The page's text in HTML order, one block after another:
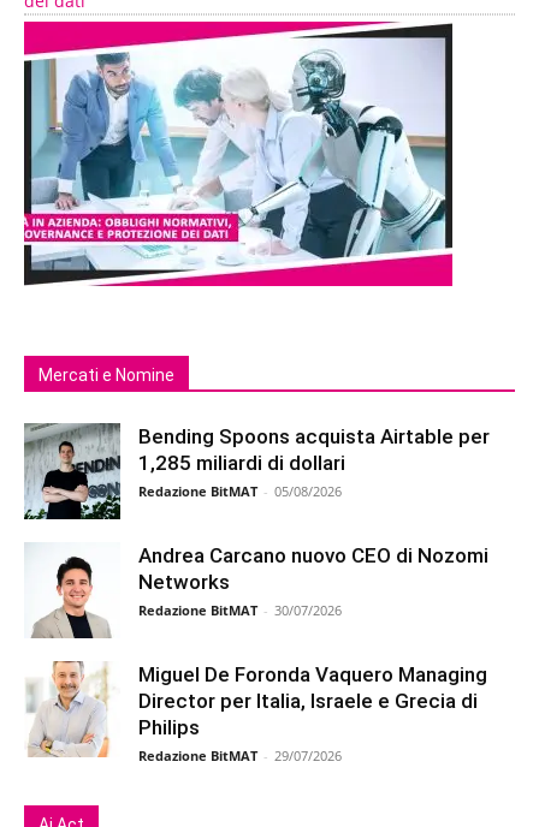
Mercati e Nomine
Bending Spoons acquista Airtable per
1,285 miliardi di dollari
Redazione BitMAT - 05/08/2026
Andrea Carcano nuovo CEO di Nozomi
Networks
Redazione BitMAT - 30/07/2026
Miguel De Foronda Vaquero Managing
Director per Italia, Israele e Grecia di
Philips
Redazione BitMAT - 29/07/2026